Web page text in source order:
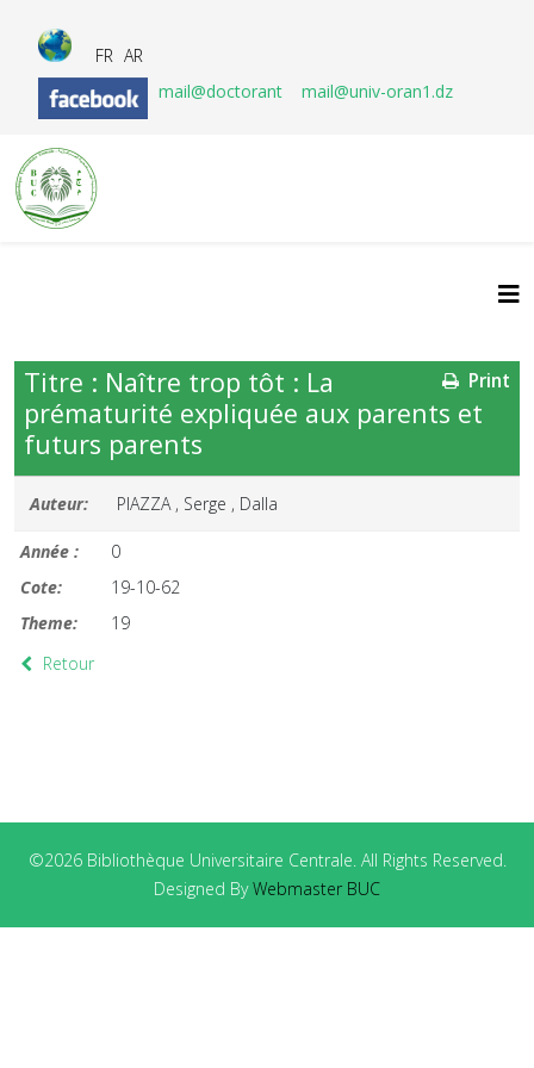
FR AR
mail@doctorant
mail@univ-oran1.dz
Print
Titre : Naître trop tôt : La
prématurité expliquée aux parents et
futurs parents
Auteur: PIAZZA , Serge , Dalla
Année :
0
Cote:
19-10-62
Theme:
19
Retour
©2026 Bibliothèque Universitaire Centrale. All Rights Reserved.
Designed ByWebmaster BUC